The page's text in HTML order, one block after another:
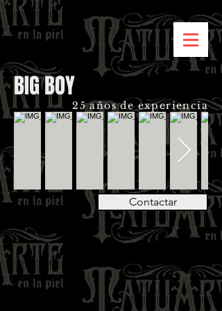
BIG BOY
25 años de experiencia
Contactar